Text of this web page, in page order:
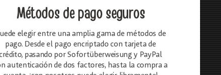
Métodos de pago seguros
elegir entre una amplia gama de métodos de
pago. Desde el pago encriptado con tarjeta de
pasando por Sofortüberweisung y PayPal
autenticación de dos factores, hasta la compra a